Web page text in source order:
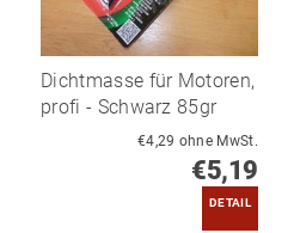
Dichtmasse für Motoren,
profi - Schwarz 85gr
€4,29 ohne MwSt.
€5,19
DETAIL